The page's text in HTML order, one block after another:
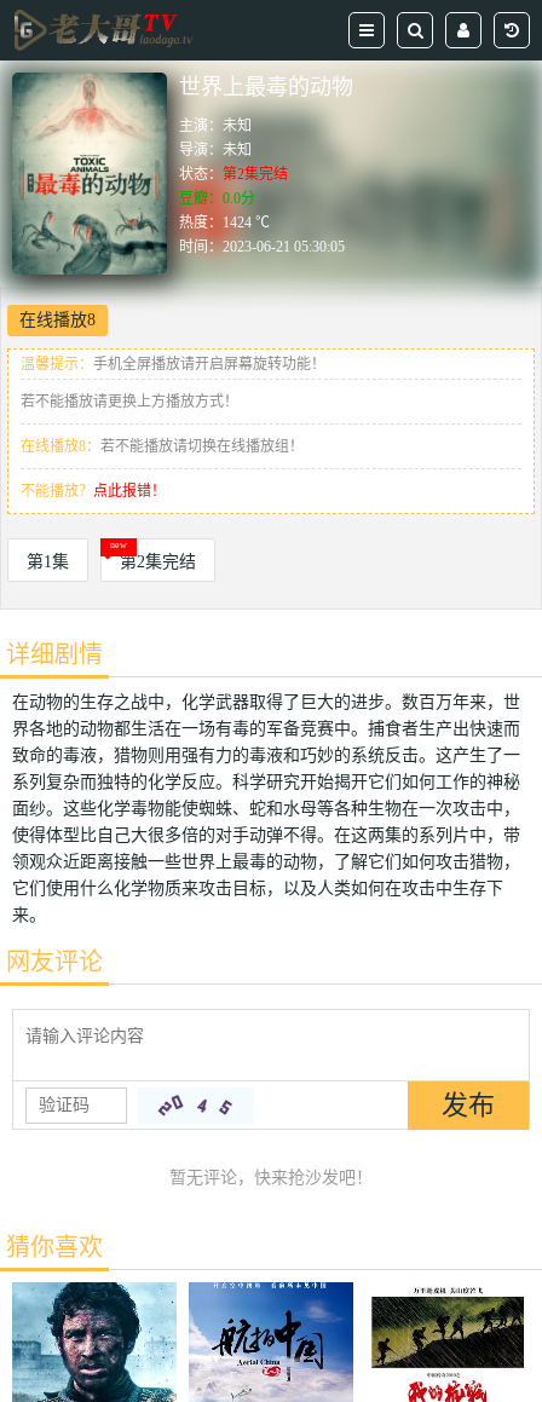
世界上最毒的动物
主演：未知
导演：未知
状态：第2集完结
豆瓣：0.0分
热度：1424 ℃
时间：2023-06-21 05:30:05
在线播放8
温馨提示： 手机全屏播放请开启屏幕旋转功能！
若不能播放请更换上方播放方式！
在线播放8： 若不能播放请切换在线播放组！
不能播放？ 点此报错！
第1集 第2集完结
详细剧情
在动物的生存之战中，化学武器取得了巨大的进步。数百万年来，世
界各地的动物都生活在一场有毒的军备竞赛中。捕食者生产出快速而
致命的毒液，猎物则用强有力的毒液和巧妙的系统反击。这产生了一
系列复杂而独特的化学反应。科学研究开始揭开它们如何工作的神秘
面纱。这些化学毒物能使蜘蛛、蛇和水母等各种生物在一次攻击中，
使得体型比自己大很多倍的对手动弹不得。在这两集的系列片中，带
领观众近距离接触一些世界上最毒的动物，了解它们如何攻击猎物，
它们使用什么化学物质来攻击目标，以及人类如何在攻击中生存下
来。
网友评论
暂无评论，快来抢沙发吧！
猜你喜欢